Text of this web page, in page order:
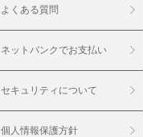
よくある質問
ネットバンクでお支払い
セキュリティについて
個人情報保護方針